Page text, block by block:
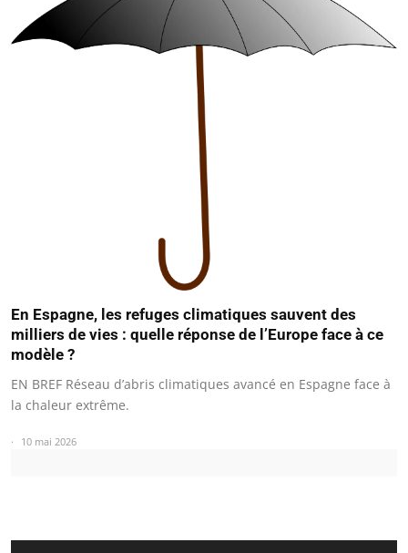
En Espagne, les refuges climatiques sauvent des
milliers de vies : quelle réponse de l’Europe face à ce
modèle ?
EN BREF Réseau d’abris climatiques avancé en Espagne face à
la chaleur extrême.
10 mai 2026